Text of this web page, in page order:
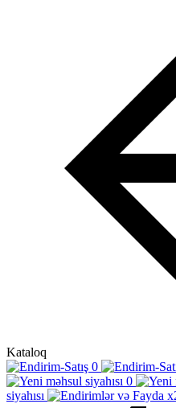
Kataloq
siyahısı